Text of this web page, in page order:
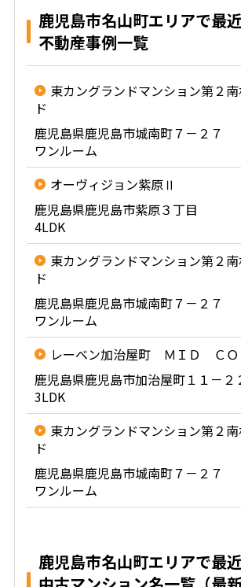
鹿児島市名山町エリアで最近
不動産事例一覧
東カングランドマンション第２
ド
鹿児島県鹿児島市城南町７－２７
ワンルーム
オーヴィジョン紫原Ⅱ
鹿児島県鹿児島市紫原３丁目
4LDK
東カングランドマンション第２
ド
鹿児島県鹿児島市城南町７－２７
ワンルーム
レーベン加治屋町 ＭＩＤ ＣＯ
鹿児島県鹿児島市加治屋町１１－２
3LDK
東カングランドマンション第２
ド
鹿児島県鹿児島市城南町７－２７
ワンルーム
鹿児島市名山町エリアで最近